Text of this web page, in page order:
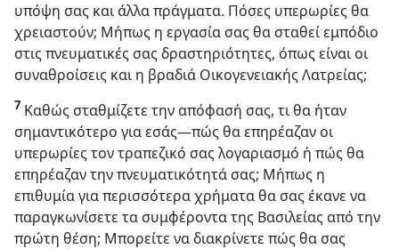
υπόψη σας και άλλα πράγματα. Πόσες υπερωρίες θα
χρειαστούν; Μήπως η εργασία σας θα σταθεί εμπόδιο
στις πνευματικές σας δραστηριότητες, όπως είναι οι
συναθροίσεις και η βραδιά Οικογενειακής Λατρείας;
7 Καθώς σταθμίζετε την απόφασή σας, τι θα ήταν
σημαντικότερο για εσάς​—πώς θα επηρέαζαν οι
υπερωρίες τον τραπεζικό σας λογαριασμό ή πώς θα
επηρέαζαν την πνευματικότητά σας; Μήπως η
επιθυμία για περισσότερα χρήματα θα σας έκανε να
παραγκωνίσετε τα συμφέροντα της Βασιλείας από την
πρώτη θέση; Μπορείτε να διακρίνετε πώς θα σας